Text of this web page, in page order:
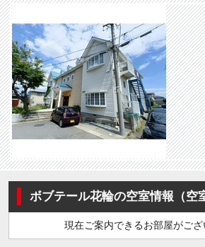
ボブテール花輪の空室情報（空
現在ご案内できるお部屋がござ